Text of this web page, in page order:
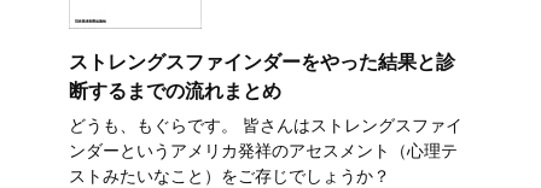
ストレングスファインダーをやった結果と診
断するまでの流れまとめ
どうも、もぐらです。 皆さんはストレングスファイ
ンダーというアメリカ発祥のアセスメント（心理テ
ストみたいなこと）をご存じでしょうか？